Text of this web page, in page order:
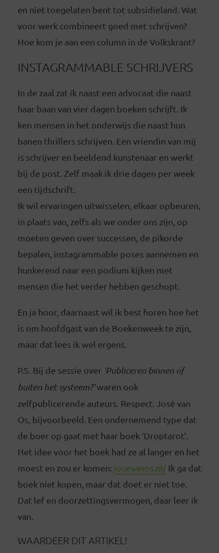
en niet toegelaten bent tot subsidieland. Wat
voor werk combineert goed met schrijven?
Hoe kom je aan een column in de Volkskrant?
INSTAGRAMMABLE SCHRIJVERS
In de zaal zat ik naast een advocaat die naast
haar baan van vier dagen boeken schrijft. Ik
ken mensen in het onderwijs die naast hun
banen thrillers schrijven. Een vriendin van mij
is schrijver en beeldend kunstenaar en werkt
bij de post. Zelf maak ik drie dagen per week
een tijdschrift.
Ik wil ervaringen uitwisselen, elkaar opbeuren,
in plaats van, zelfs als we onder ons zijn, op
moeten geven over successen, de pikorde
bepalen, instagrammable poses aannemen en
hunkerend naar een podium kijken met
mensen die het verder hebben geschopt.
En ja hoor, daarnaast wil ik best horen hoe het
is om hoofdgast van de Boekenweek te zijn,
maar dat lees ik wel ergens.
P.S. Bij de sessie over ‘Publiceren binnen of
buiten het systeem?’waren ook
zelfpublicerende auteurs. Respect. José van
Os, bijvoorbeeld. Een ondernemend type dat
de boer op gaat met haar boek ‘Droptarot’.
Het idee voor het boek had ze al langer en het
moest en zou er komen: josevanos.nl/Ik ga dat
boek niet kopen, maar dat doet er niet toe.
Dat lef en doorzettingsvermogen, daar leer ik
van.
WAARDEER DIT ARTIKEL!